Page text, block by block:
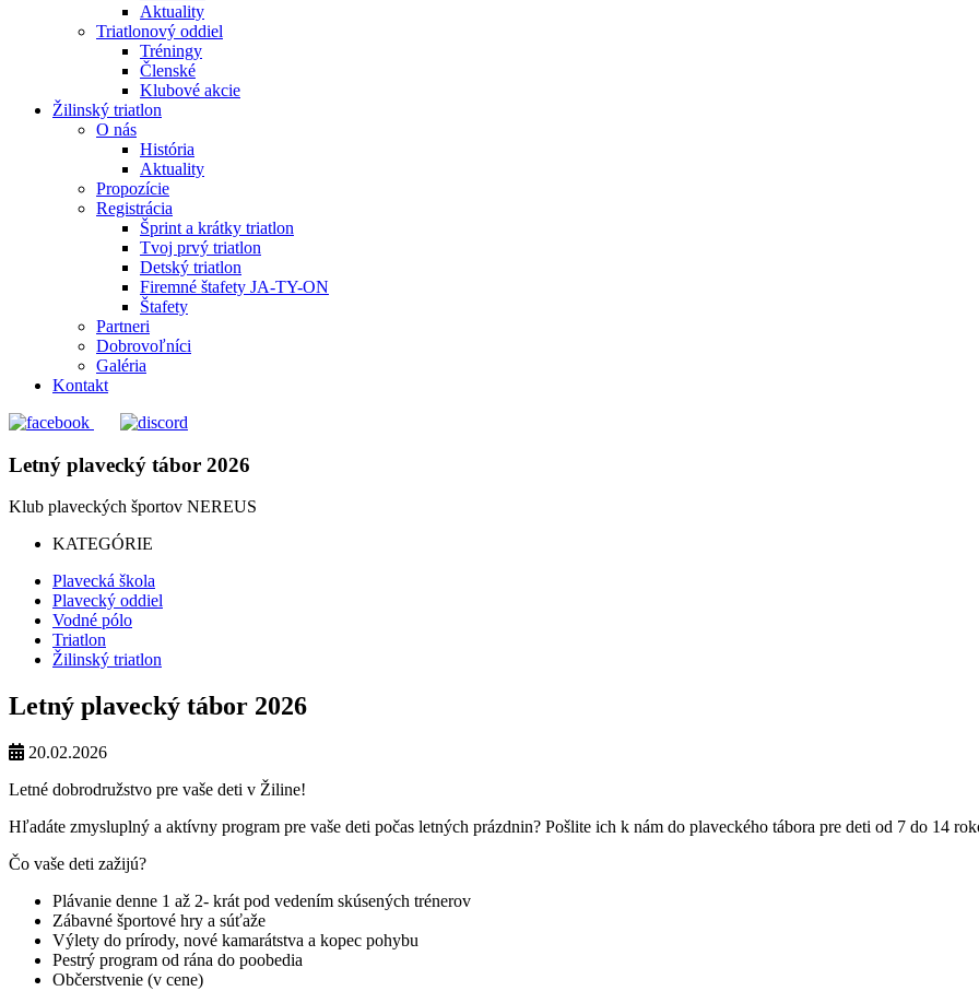
Aktuality
Triatlonový oddiel
Tréningy
Členské
Klubové akcie
Žilinský triatlon
O nás
História
Aktuality
Propozície
Registrácia
Šprint a krátky triatlon
Tvoj prvý triatlon
Detský triatlon
Firemné štafety JA-TY-ON
Štafety
Partneri
Dobrovoľníci
Galéria
Kontakt
Letný plavecký tábor 2026
Klub plaveckých športov NEREUS
KATEGÓRIE
Plavecká škola
Plavecký oddiel
Vodné pólo
Triatlon
Žilinský triatlon
Letný plavecký tábor 2026
20.02.2026
Letné dobrodružstvo pre vaše deti v Žiline!
Hľadáte zmysluplný a aktívny program pre vaše deti počas letných prázdnin? Pošlite ich k nám do plaveckého tábora pre deti od 7 do 14
Čo vaše deti zažijú?
Plávanie denne 1 až 2- krát pod vedením skúsených trénerov
Zábavné športové hry a súťaže
Výlety do prírody, nové kamarátstva a kopec pohybu
Pestrý program od rána do poobedia
Občerstvenie (v cene)